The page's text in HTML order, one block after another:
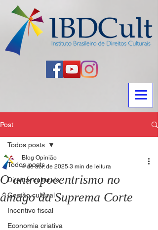
Post
Todos posts
Direitos culturais
Gestão cultural
Incentivo fiscal
Economia criativa
Todos posts
O antropocentrismo no
âmago da Suprema Corte
Blog Opinião
4 de abr. de 2025 3 min de leitura